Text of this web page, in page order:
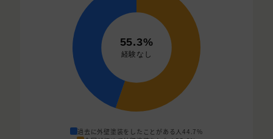
過去に外壁塗装をしたことがある人44.7%